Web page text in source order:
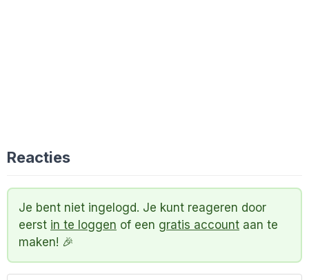
Reacties
Je bent niet ingelogd. Je kunt reageren door
eerst in te loggen of een gratis account aan te
maken! 🎉